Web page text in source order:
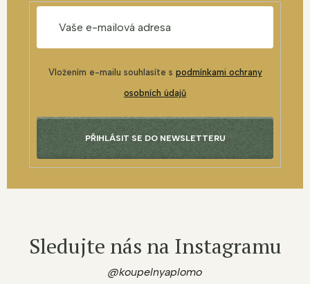
Vložením e-mailu souhlasíte s podmínkami ochrany
osobních údajů
PŘIHLÁSIT SE DO NEWSLETTERU
Sledujte nás na Instagramu
@koupelnyaplomo